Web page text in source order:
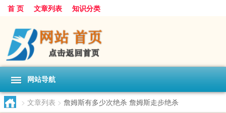
首 页 文章列表 知识分类
网站导航
> 文章列表 > 詹姆斯有多少次绝杀 詹姆斯走步绝杀